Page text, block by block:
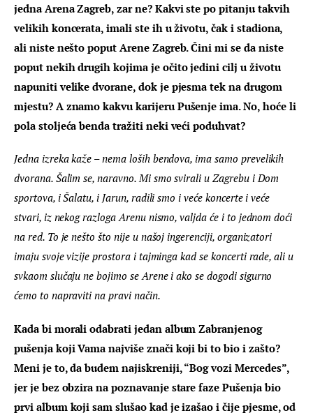
jedna Arena Zagreb, zar ne? Kakvi ste po pitanju takvih
velikih koncerata, imali ste ih u životu, čak i stadiona,
ali niste nešto poput Arene Zagreb. Čini mi se da niste
poput nekih drugih kojima je očito jedini cilj u životu
napuniti velike dvorane, dok je pjesma tek na drugom
mjestu? A znamo kakvu karijeru Pušenje ima. No, hoće li
pola stoljeća benda tražiti neki veći poduhvat?
Jedna izreka kaže – nema loših bendova, ima samo prevelikih
dvorana. Šalim se, naravno. Mi smo svirali u Zagrebu i Dom
sportova, i Šalatu, i Jarun, radili smo i veće koncerte i veće
stvari, iz nekog razloga Arenu nismo, valjda će i to jednom doći
na red. To je nešto što nije u našoj ingerenciji, organizatori
imaju svoje vizije prostora i tajminga kad se koncerti rade, ali u
svkaom slučaju ne bojimo se Arene i ako se dogodi sigurno
ćemo to napraviti na pravi način.
Kada bi morali odabrati jedan album Zabranjenog
pušenja koji Vama najviše znači koji bi to bio i zašto?
Meni je to, da budem najiskreniji, “Bog vozi Mercedes”,
jer je bez obzira na poznavanje stare faze Pušenja bio
prvi album koji sam slušao kad je izašao i čije pjesme, od